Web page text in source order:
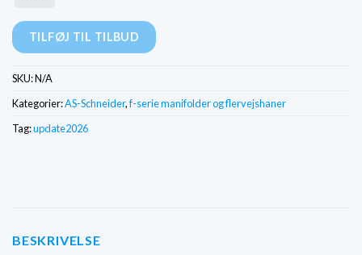
TILFØJ TIL TILBUD
SKU:N/A
Kategorier:AS-Schneider,f-serie manifolder og flervejshaner
Tag:update2026
BESKRIVELSE